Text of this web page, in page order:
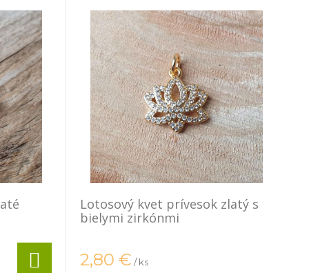
Lotosový kvet prívesok zlatý s
bielymi zirkónmi
2,80 € / ks